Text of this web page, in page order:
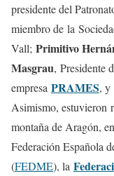
presidente del
miembro de la
Vall; Primitivo
Masgrau, Presidente
empresa PRAMES, y
Asimismo, estuvieron
montaña de Aragón,
Federación Española
(FEDME), la